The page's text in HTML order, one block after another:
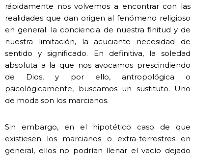
rápidamente nos volvemos a encontrar con las
realidades que dan origen al fenómeno religioso
en general: la conciencia de nuestra finitud y de
nuestra limitación, la acuciante necesidad de
sentido y significado. En definitiva, la soledad
absoluta a la que nos avocamos prescindiendo
de Dios, y por ello, antropológica o
psicológicamente, buscamos un sustituto. Uno
de moda son los marcianos.
Sin embargo, en el hipotético caso de que
existiesen los marcianos o extra-terrestres en
general, ellos no podrían llenar el vacío dejado